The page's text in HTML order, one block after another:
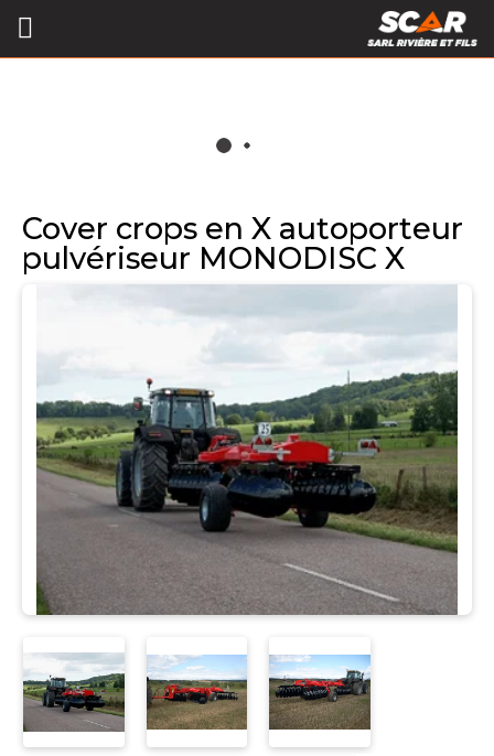
Cover crops en X autoporteur
pulvériseur MONODISC X